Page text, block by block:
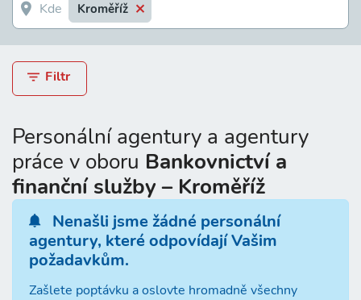
Kroměříž
Filtr
Personální agentury a agentury
práce v oboru Bankovnictví a
finanční služby – Kroměříž
Nenašli jsme žádné personální
agentury, které odpovídají Vašim
požadavkům.
Zašlete poptávku a oslovte hromadně všechny